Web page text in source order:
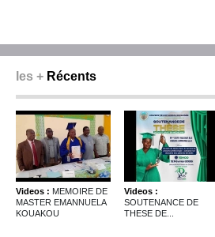
les + Récents
Videos : MEMOIRE DE
MASTER EMANNUELA
KOUAKOU
Videos :
SOUTENANCE DE
THESE DE...